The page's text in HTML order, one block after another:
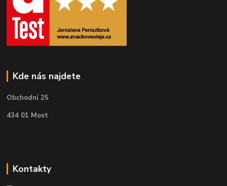
Kde nás najdete
Obchodní 25
434 01 Most
Kontakty